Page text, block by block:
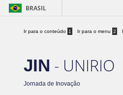
BRASIL
Ir para o conteúdo 1 Ir para o menu 2
JIN - UNIRIO
Jornada de Inovação